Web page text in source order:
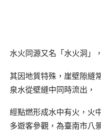
水火同源又名「水火洞」
其因地質特殊，崖壁隙縫
泉水從壁縫中同時流出，
經點燃形成水中有火，火
多遊客參觀，為臺南市八